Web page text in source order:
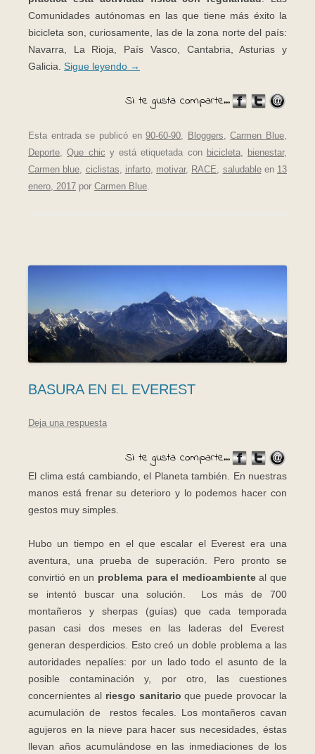
Comunidades autónomas en las que tiene más éxito la
bicicleta son, curiosamente, las de la zona norte del país:
Navarra, La Rioja, País Vasco, Cantabria, Asturias y
Galicia. Sigue leyendo →
Si te gusta comparte...
Esta entrada se publicó en90-60-90, Bloggers,Carmen Blue,
Deporte,Que chic y está etiquetada con bicicleta, bienestar,
Carmen blue, ciclistas, infarto, motivar, RACE, saludableen 13
enero, 2017 por Carmen Blue.
BASURA EN EL EVEREST
Deja una respuesta
Si te gusta comparte...
El clima está cambiando, el Planeta también. En nuestras
manos está frenar su deterioro y lo podemos hacer con
gestos muy simples.
Hubo un tiempo en el que escalar el Everest era una
aventura, una prueba de superación. Pero pronto se
convirtió en un problema para el medioambienteal que
se intentó buscar una solución. Los más de 700
montañeros y sherpas (guías) que cada temporada
pasan casi dos meses en las laderas del Everest
generan desperdicios. Esto creó un doble problema a las
autoridades nepalíes: por un lado todo el asunto de la
posible contaminación y, por otro, las cuestiones
concernientes al riesgo sanitario que puede provocar la
acumulación de restos fecales. Los montañeros cavan
agujeros en la nieve para hacer sus necesidades, éstas
llevan años acumulándose en las inmediaciones de los